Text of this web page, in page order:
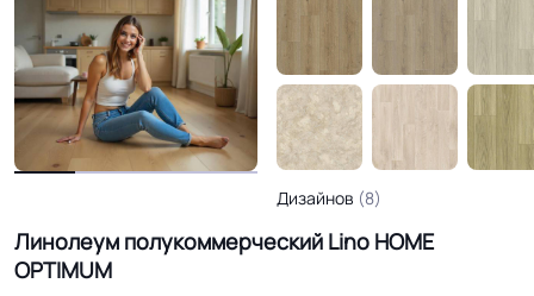
Линолеум полукоммерческий Lino HOME
OPTIMUM
Дизайнов (8)